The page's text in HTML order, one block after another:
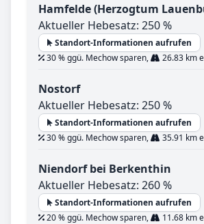
Hamfelde (Herzogtum
Aktueller Hebesatz: 250 %
Standort-Informationen aufrufen
30 % ggü. Mechow sparen,
26.83 km
Nostorf
Aktueller Hebesatz: 250 %
Standort-Informationen aufrufen
30 % ggü. Mechow sparen,
35.91 km
Niendorf bei Berkenthin
Aktueller Hebesatz: 260 %
Standort-Informationen aufrufen
20 % ggü. Mechow sparen,
11.68 km